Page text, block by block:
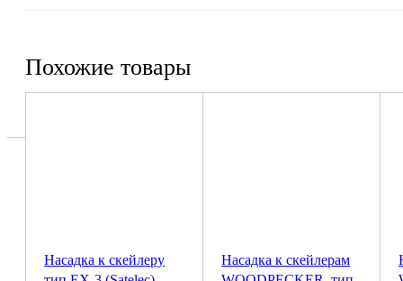
Похожие товары
Насадка к скейлеру
Насадка к скейлерам